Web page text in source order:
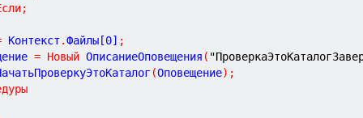
;
Контекст .Файлы[0] ;
= Новый ОписаниеОповещения (
(Оповещение) ;